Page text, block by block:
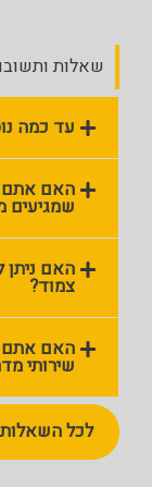
שאלות
עד כמה
האם אתם
שמגיעים
האם ניתן
צמוד?
האם אתם
שירותי
לכל